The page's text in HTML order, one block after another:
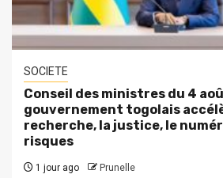
SOCIETE
Conseil des ministres du 4
gouvernement togolais
recherche, la justice, le
risques
1 jour ago Prunelle